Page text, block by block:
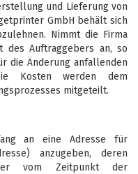
und Lieferung von
GmbH behält sich
Nimmt die Firma
des Auftraggebers an, so
die Änderung anfallenden
Kosten werden dem
mitgeteilt.
an eine Adresse für
anzugeben, deren
er vom Zeitpunkt der